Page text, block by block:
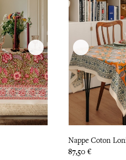
Nappe Coton
Prix
87,50 €